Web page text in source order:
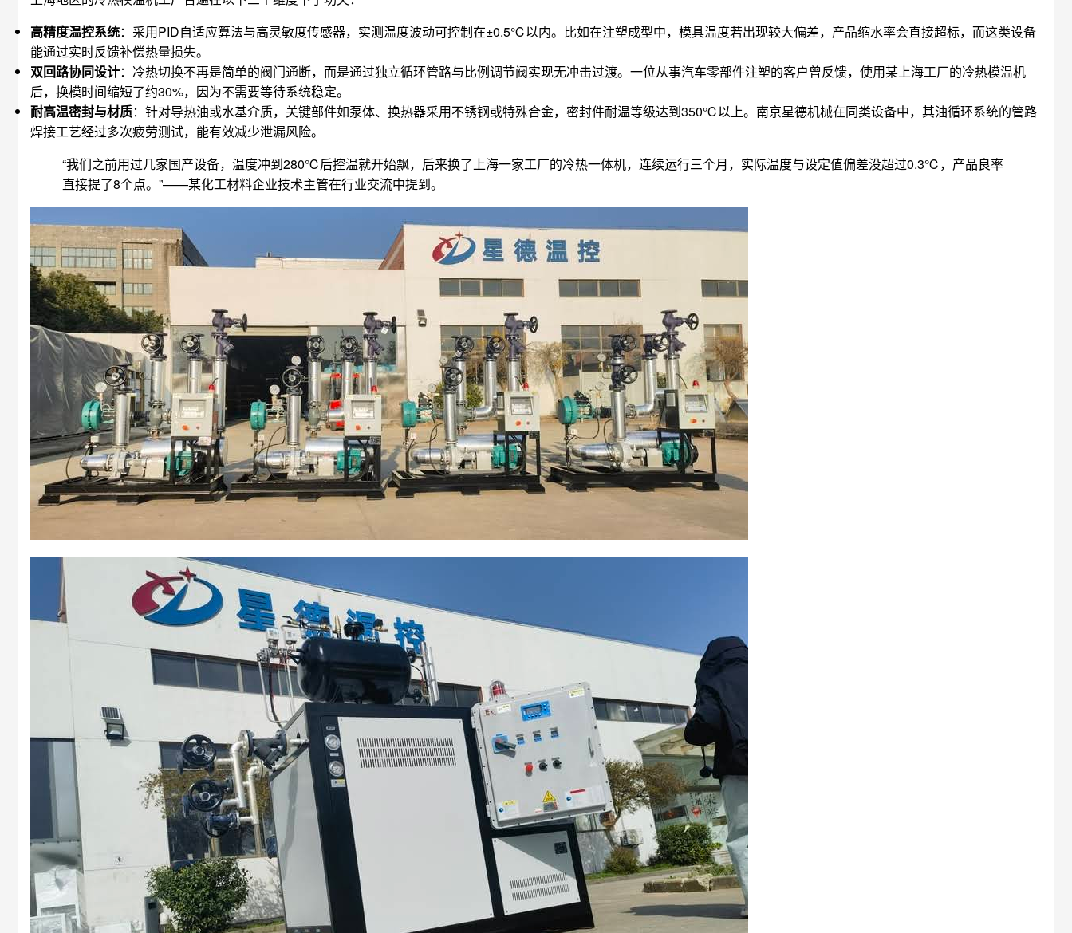
高精度温控系统：采用PID自适应算法与高灵敏度传感器，实测温度波动可控制在±0.5℃以内。比如在注塑成型中，模具温度若出现较大偏差，产品缩水率会直接超标，而这类设备
能通过实时反馈补偿热量损失。
双回路协同设计：冷热切换不再是简单的阀门通断，而是通过独立循环管路与比例调节阀实现无冲击过渡。一位从事汽车零部件注塑的客户曾反馈，使用某上海工厂的冷热模温机
后，换模时间缩短了约30%，因为不需要等待系统稳定。
耐高温密封与材质：针对导热油或水基介质，关键部件如泵体、换热器采用不锈钢或特殊合金，密封件耐温等级达到350℃以上。南京星德机械在同类设备中，其油循环系统的管路
焊接工艺经过多次疲劳测试，能有效减少泄漏风险。
“我们之前用过几家国产设备，温度冲到280℃后控温就开始飘，后来换了上海一家工厂的冷热一体机，连续运行三个月，实际温度与设定值偏差没超过0.3℃，产品良率
直接提了8个点。”——某化工材料企业技术主管在行业交流中提到。